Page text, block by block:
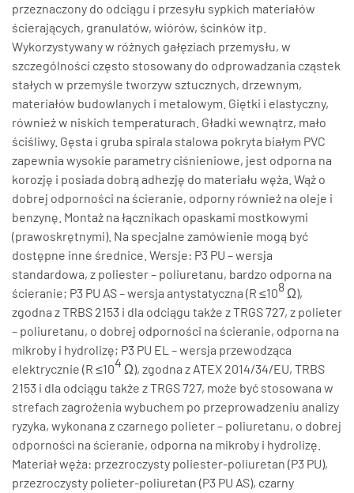
przeznaczony do odciągu i przesyłu sypkich materiałów
ścierających, granulatów, wiórów, ścinków itp.
Wykorzystywany w różnych gałęziach przemysłu, w
szczególności często stosowany do odprowadzania cząstek
stałych w przemyśle tworzyw sztucznych, drzewnym,
materiałów budowlanych i metalowym. Giętki i elastyczny,
również w niskich temperaturach. Gładki wewnątrz, mało
ściśliwy. Gęsta i gruba spirala stalowa pokryta białym PVC
zapewnia wysokie parametry ciśnieniowe, jest odporna na
korozję i posiada dobrą adhezję do materiału węża. Wąż o
dobrej odporności na ścieranie, odporny również na oleje i
benzynę. Montaż na łącznikach opaskami mostkowymi
(prawoskrętnymi). Na specjalne zamówienie mogą być
dostępne inne średnice. Wersje: P3 PU – wersja
standardowa, z poliester – poliuretanu, bardzo odporna na
ścieranie; P3 PU AS – wersja antystatyczna (R ≤108 Ω),
zgodna z TRBS 2153 i dla odciągu także z TRGS 727, z polieter
– poliuretanu, o dobrej odporności na ścieranie, odporna na
mikroby i hydrolizę; P3 PU EL – wersja przewodząca
elektrycznie (R ≤104 Ω), zgodna z ATEX 2014/34/EU, TRBS
2153 i dla odciągu także z TRGS 727, może być stosowana w
strefach zagrożenia wybuchem po przeprowadzeniu analizy
ryzyka, wykonana z czarnego polieter – poliuretanu, o dobrej
odporności na ścieranie, odporna na mikroby i hydrolizę.
Materiał węża: przezroczysty poliester-poliuretan (P3 PU),
przezroczysty polieter-poliuretan (P3 PU AS), czarny